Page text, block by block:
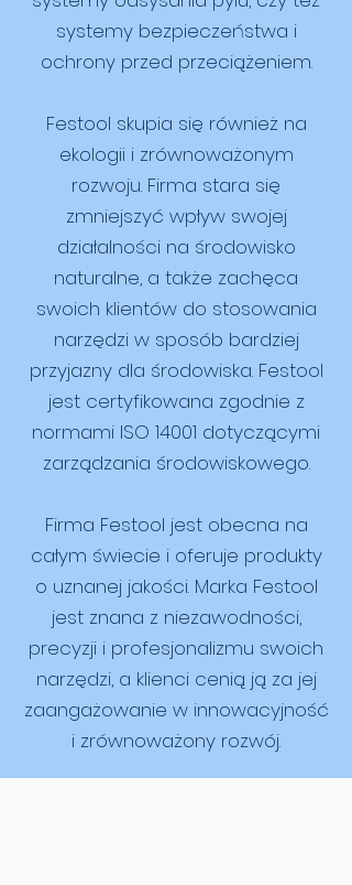
systemy bezpieczeństwa i
ochrony przed przeciążeniem.
Festool skupia się również na
ekologii i zrównoważonym
rozwoju. Firma stara się
zmniejszyć wpływ swojej
działalności na środowisko
naturalne, a także zachęca
swoich klientów do stosowania
narzędzi w sposób bardziej
przyjazny dla środowiska. Festool
jest certyfikowana zgodnie z
normami ISO 14001 dotyczącymi
zarządzania środowiskowego.
Firma Festool jest obecna na
całym świecie i oferuje produkty
o uznanej jakości. Marka Festool
jest znana z niezawodności,
precyzji i profesjonalizmu swoich
narzędzi, a klienci cenią ją za jej
zaangażowanie w innowacyjność
i zrównoważony rozwój.